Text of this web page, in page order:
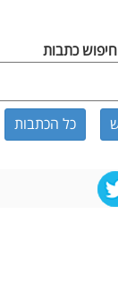
חיפוש כתבות
כל הכתבות